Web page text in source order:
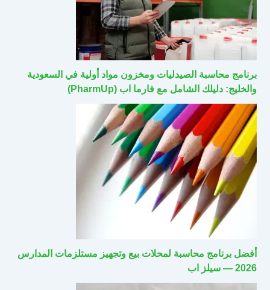
برنامج محاسبة الصيدليات ومخزون مواد أولية في السعودية
والخليج: دليلك الشامل مع فارما اب (PharmUp)
أفضل برنامج محاسبة لمحلات بيع وتجهيز مستلزمات المدارس
2026 — سيلز اب